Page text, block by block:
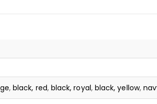
,black, red, black, royal, black, yellow,